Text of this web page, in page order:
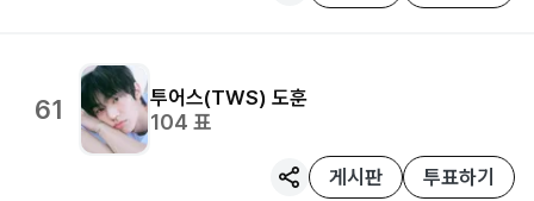
61 투어스(TWS) 도훈
104 표
게시판 투표하기